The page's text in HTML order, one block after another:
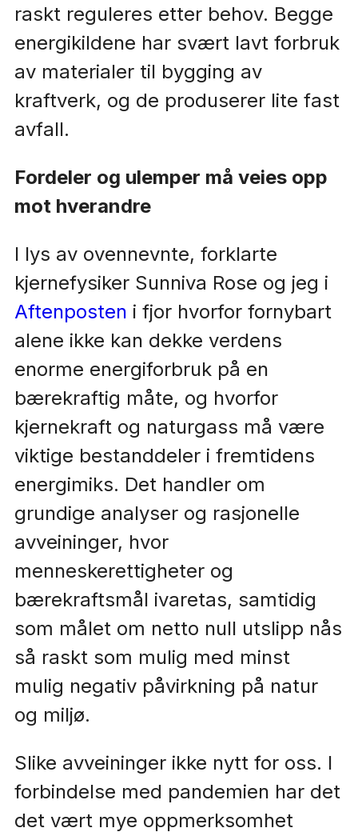
raskt reguleres etter behov. Begge
energikildene har svært lavt forbruk
av materialer til bygging av
kraftverk, og de produserer lite fast
avfall.
Fordeler og ulemper må veies opp
mot hverandre
I lys av ovennevnte, forklarte
kjernefysiker Sunniva Rose og jeg i
Aftenposten i fjor hvorfor fornybart
alene ikke kan dekke verdens
enorme energiforbruk på en
bærekraftig måte, og hvorfor
kjernekraft og naturgass må være
viktige bestanddeler i fremtidens
energimiks. Det handler om
grundige analyser og rasjonelle
avveininger, hvor
menneskerettigheter og
bærekraftsmål ivaretas, samtidig
som målet om netto null utslipp nås
så raskt som mulig med minst
mulig negativ påvirkning på natur
og miljø.
Slike avveininger ikke nytt for oss. I
forbindelse med pandemien har det
det vært mye oppmerksomhet